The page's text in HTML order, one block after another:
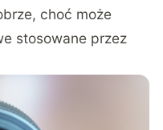
choć może
stosowane przez